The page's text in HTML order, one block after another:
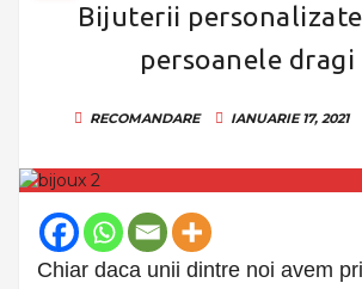
Bijuterii
persoanele
RECOMANDARE IANUARIE 17, 2021
Chiar daca unii dintre noi avem